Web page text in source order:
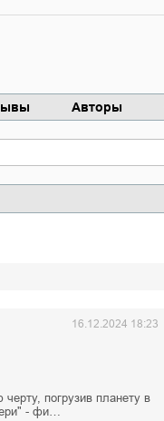
Авторы
16.12.2024 18:23
погрузив планету в
- фи…